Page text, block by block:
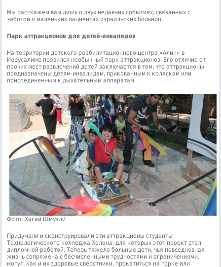
Мы расскажем вам лишь о двух недавних событиях, связанных с
заботой о маленьких пациентах израильских больниц.
Парк аттракционов для детей-инвалидов
На территории детского реабилитационного центра «Алин» в
Иерусалиме появился необычный парк аттракционов. Его отличие от
прочих мест развлечений детей заключается в том, что аттракционы
предназначены детям-инвалидам, прикованным к коляскам или
присоединенным к дыхательным аппаратам.
Фото: Хагай Шмуэли
Придумали и сконструировали эти аттракционы студенты
Технологического колледжа Холона, для которых этот проект стал
дипломной работой. Теперь тяжело больные дети, чья повседневная
жизнь сопряжена с бесчисленными трудностями и ограничениями,
могут, как и их здоровые сверстники, прокатиться на горке или